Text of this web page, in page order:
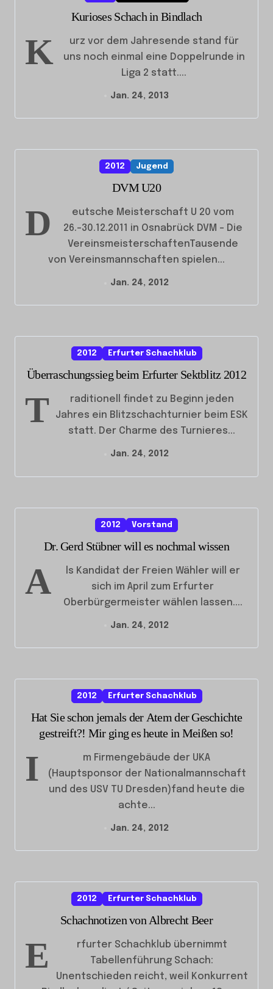
Kurioses Schach in Bindlach
K
urz vor dem Jahresende stand für
uns noch einmal eine Doppelrunde in
Liga 2 statt....
Jan. 24, 2013
2012 Jugend
DVM U20
D
eutsche Meisterschaft U 20 vom
26.-30.12.2011 in Osnabrück DVM – Die
VereinsmeisterschaftenTausende
von Vereinsmannschaften spielen...
Jan. 24, 2012
2012 Erfurter Schachklub
Überraschungssieg beim Erfurter Sektblitz 2012
T
raditionell findet zu Beginn jeden
Jahres ein Blitzschachturnier beim ESK
statt. Der Charme des Turnieres...
Jan. 24, 2012
2012 Vorstand
Dr. Gerd Stübner will es nochmal wissen
A
ls Kandidat der Freien Wähler will er
sich im April zum Erfurter
Oberbürgermeister wählen lassen....
Jan. 24, 2012
2012 Erfurter Schachklub
Hat Sie schon jemals der Atem der Geschichte
gestreift?! Mir ging es heute in Meißen so!
I
m Firmengebäude der UKA
(Hauptsponsor der Nationalmannschaft
und des USV TU Dresden)fand heute die
achte...
Jan. 24, 2012
2012 Erfurter Schachklub
Schachnotizen von Albrecht Beer
E
rfurter Schachklub übernimmt
Tabellenführung Schach:
Unentschieden reicht, weil Konkurrent